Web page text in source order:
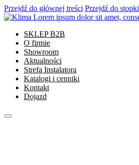
Przejdź do głównej treści Przejdź do stopki
SKLEP B2B
O firmie
Showroom
Aktualności
Strefa Instalatora
Katalogi i cenniki
Kontakt
Dojazd